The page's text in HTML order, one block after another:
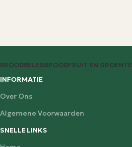
BROODBELEGBROODFRUIT EN GROENTE
INFORMATIE
Over Ons
Algemene Voorwaarden
SNELLE LINKS